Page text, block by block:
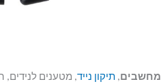
מחשבים, תיקון נייד, מטענים